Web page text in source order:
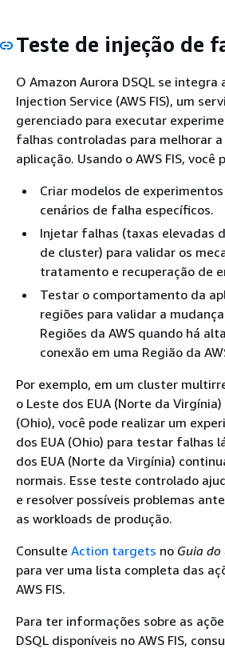
Teste de injeção de
O Amazon Aurora DSQL se integra
Injection Service (AWS FIS), um
gerenciado para executar
falhas controladas para melhorar
aplicação. Usando o AWS FIS, você
Criar modelos de
cenários de falha específicos.
Injetar falhas (taxas elevadas
de cluster) para validar os
tratamento e recuperação de
Testar o comportamento da
regiões para validar a
Regiões da AWS quando há
conexão em uma Região da
Por exemplo, em um cluster
o Leste dos EUA (Norte da
(Ohio), você pode realizar um
dos EUA (Ohio) para testar falhas
dos EUA (Norte da Virgínia)
normais. Esse teste controlado
e resolver possíveis problemas
as workloads de produção.
Consulte Action targets no Guia do
para ver uma lista completa das
AWS FIS.
Para ter informações sobre as
DSQL disponíveis no AWS FIS,